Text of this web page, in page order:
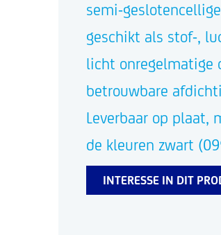
semi-
geschikt als stof-,
licht onregelmatige
betrouwbare
Leverbaar op plaat,
de kleuren zwart
INTERESSE IN DIT